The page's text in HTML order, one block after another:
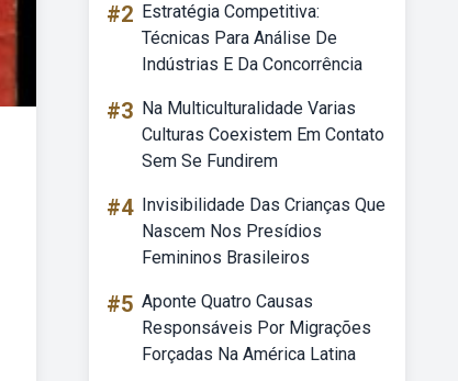
#2 Estratégia Competitiva:
Técnicas Para Análise De
Indústrias E Da Concorrência
#3 Na Multiculturalidade Varias
Culturas Coexistem Em Contato
Sem Se Fundirem
#4 Invisibilidade Das Crianças Que
Nascem Nos Presídios
Femininos Brasileiros
#5 Aponte Quatro Causas
Responsáveis Por Migrações
Forçadas Na América Latina